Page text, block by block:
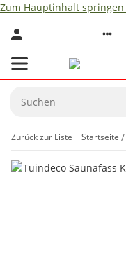
Zum Hauptinhalt springen
Zurück zur Liste Startseite